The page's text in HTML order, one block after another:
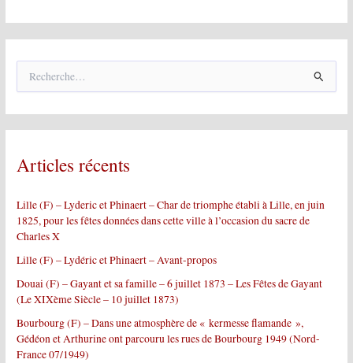
h
e
c
r
:
Articles récents
Lille (F) – Lyderic et Phinaert – Char de triomphe établi à Lille, en juin
1825, pour les fêtes données dans cette ville à l’occasion du sacre de
Charles X
Lille (F) – Lydéric et Phinaert – Avant-propos
Douai (F) – Gayant et sa famille – 6 juillet 1873 – Les Fêtes de Gayant
(Le XIXème Siècle – 10 juillet 1873)
Bourbourg (F) – Dans une atmosphère de « kermesse flamande »,
Gédéon et Arthurine ont parcouru les rues de Bourbourg 1949 (Nord-
France 07/1949)